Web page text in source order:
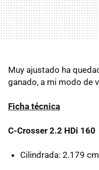
Muy ajustado ha
ganado, a mi modo de
Ficha técnica
C-Crosser 2.2 HDi 160
Cilindrada: 2.179